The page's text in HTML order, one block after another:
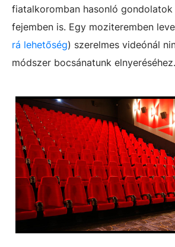
fiatalkoromban hasonló
fejemben is. Egy moziteremben
rá lehetőség) szerelmes videónál
módszer bocsánatunk elnyeréséhez.